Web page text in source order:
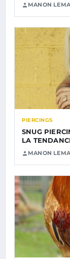
MANON
PIERCINGS
SNUG
LA
MANON